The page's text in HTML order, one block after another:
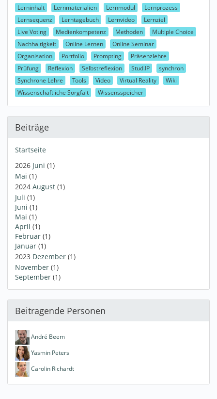
Lerninhalt
Lernmaterialien Lernmodul
Lernprozess
Lernsequenz
Lerntagebuch Lernvideo
Lernziel
Live Voting
Medienkompetenz Methoden
Multiple Choice
Nachhaltigkeit
Online Lernen
Online Seminar
Organisation
Portfolio Prompting
Präsenzlehre
Prüfung
Reflexion Selbstreflexion Stud.IP
synchron
Synchrone Lehre
Tools Video Virtual Reality
Wiki
Wissenschaftliche Sorgfalt
Wissensspeicher
Beiträge
Startseite
2026 Juni (1)
Mai (1)
2024 August (1)
Juli (1)
Juni (1)
Mai (1)
April (1)
Februar (1)
Januar (1)
2023 Dezember (1)
November (1)
September (1)
Beitragende Personen
André Beem
Yasmin Peters
Carolin Richardt